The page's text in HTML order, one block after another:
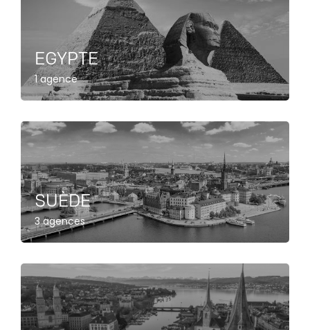
EGYPTE
1 agence
SUÈDE
3 agences